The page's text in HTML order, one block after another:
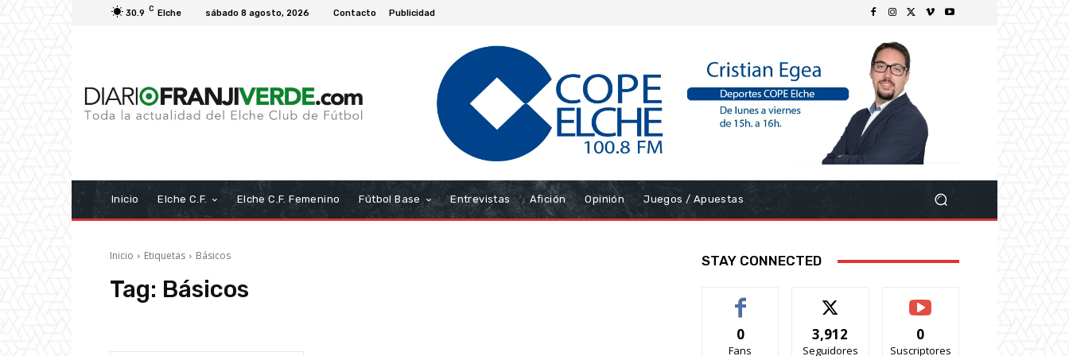
30.9 C Elche sábado 8 agosto, 2026 Contacto Publicidad
Inicio Elche C.F. Elche C.F. Femenino Fútbol Base Entrevistas Afición Opinión Juegos / Apuestas
Inicio Etiquetas Básicos
Tag: Básicos
STAY CONNECTED
0
Fans
3,912
Seguidores
0
Suscriptores